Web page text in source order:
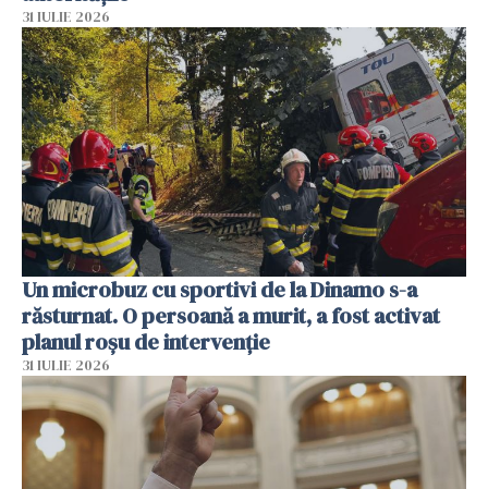
31 IULIE 2026
Un microbuz cu sportivi de la Dinamo s-a
răsturnat. O persoană a murit, a fost activat
planul roșu de intervenție
31 IULIE 2026